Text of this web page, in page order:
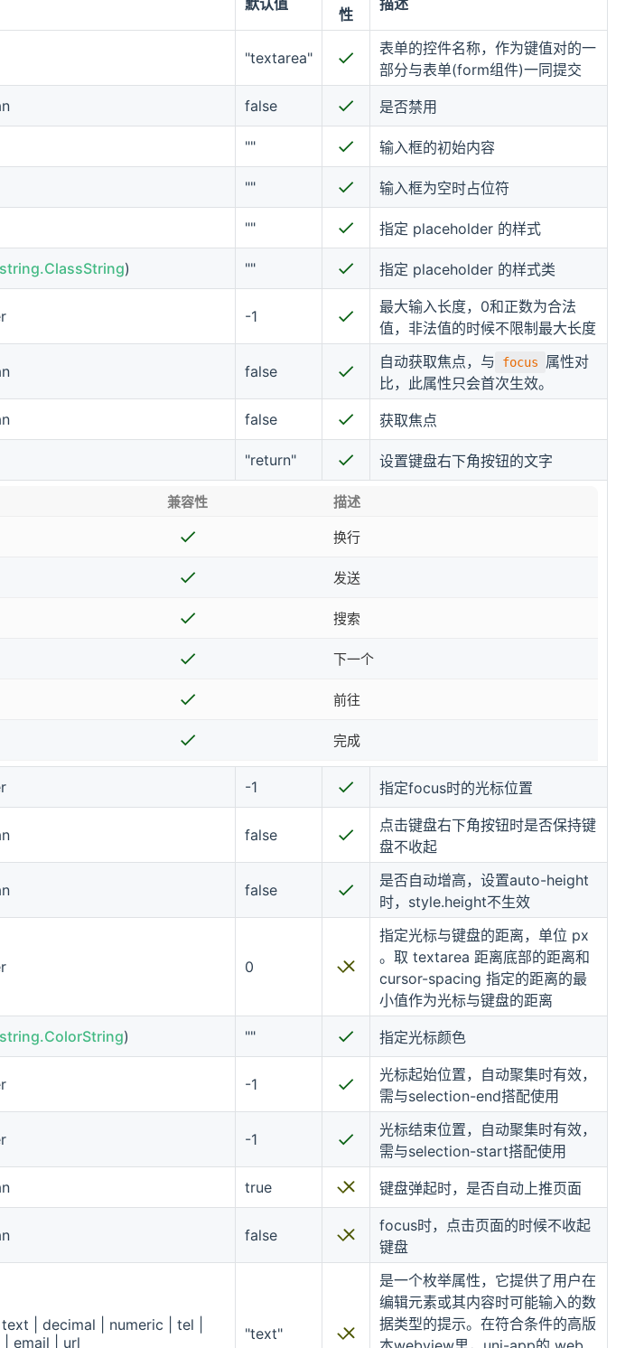
性
"textarea"
表单的控件名称，作为键值对的一
部分与表单(form组件)一同提交
false 是否禁用
"" 输入框的初始内容
"" 输入框为空时占位符
"" 指定 placeholder 的样式
string.ClassString) "" 指定 placeholder 的样式类
-1
最大输入长度，0和正数为合法
值，非法值的时候不限制最大长度
false
自动获取焦点，与 focus
属性对
比，此属性只会首次生效。
false 获取焦点
"return" 设置键盘右下角按钮的文字
兼容性
描述
换行
发送
搜索
下一个
前往
完成
-1 指定focus时的光标位置
false
点击键盘右下角按钮时是否保持键
盘不收起
false
是否自动增高，设置auto-height
时，style.height不生效
0
指定光标与键盘的距离，单位 px
。取 textarea 距离底部的距离和
cursor-spacing 指定的距离的最
小值作为光标与键盘的距离
string.ColorString) "" 指定光标颜色
-1
光标起始位置，自动聚集时有效，
需与selection-end搭配使用
-1
光标结束位置，自动聚集时有效，
需与selection-start搭配使用
true 键盘弹起时，是否自动上推页面
false
focus时，点击页面的时候不收起
键盘
| decimal | numeric | tel |
| email | url
"text"
是一个枚举属性，它提供了用户在
编辑元素或其内容时可能输入的数
据类型的提示。在符合条件的高版